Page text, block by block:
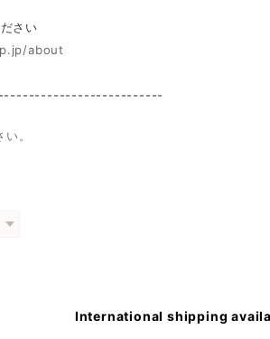
さい
about
。
International shipping